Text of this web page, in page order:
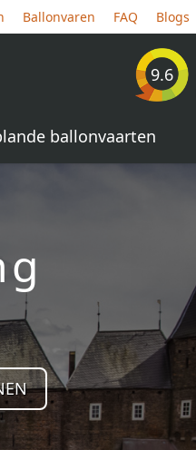
Ballonvaren FAQ Blogs
9.6
ballonvaarten